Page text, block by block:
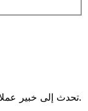
تحدث إلى خبيريمكننا التفوق على أسعار المنافسين.